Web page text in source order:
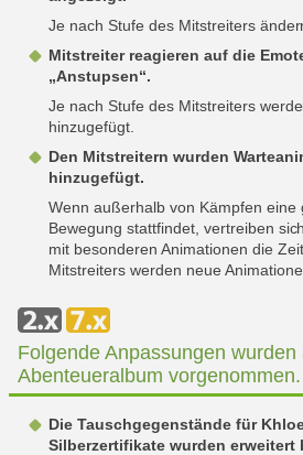
Je nach Stufe des Mitstreiters
Mitstreiter reagieren auf die
„Anstupsen“.
Je nach Stufe des Mitstreiters
hinzugefügt.
Den Mitstreitern wurden
hinzugefügt.
Wenn außerhalb von Kämpfen eine
Bewegung stattfindet, vertreiben
mit besonderen Animationen die
Mitstreiters werden neue
Folgende Anpassungen wurden
Abenteueralbum vorgenommen.
Die Tauschgegenstände für
Silberzertifikate wurden erweitert